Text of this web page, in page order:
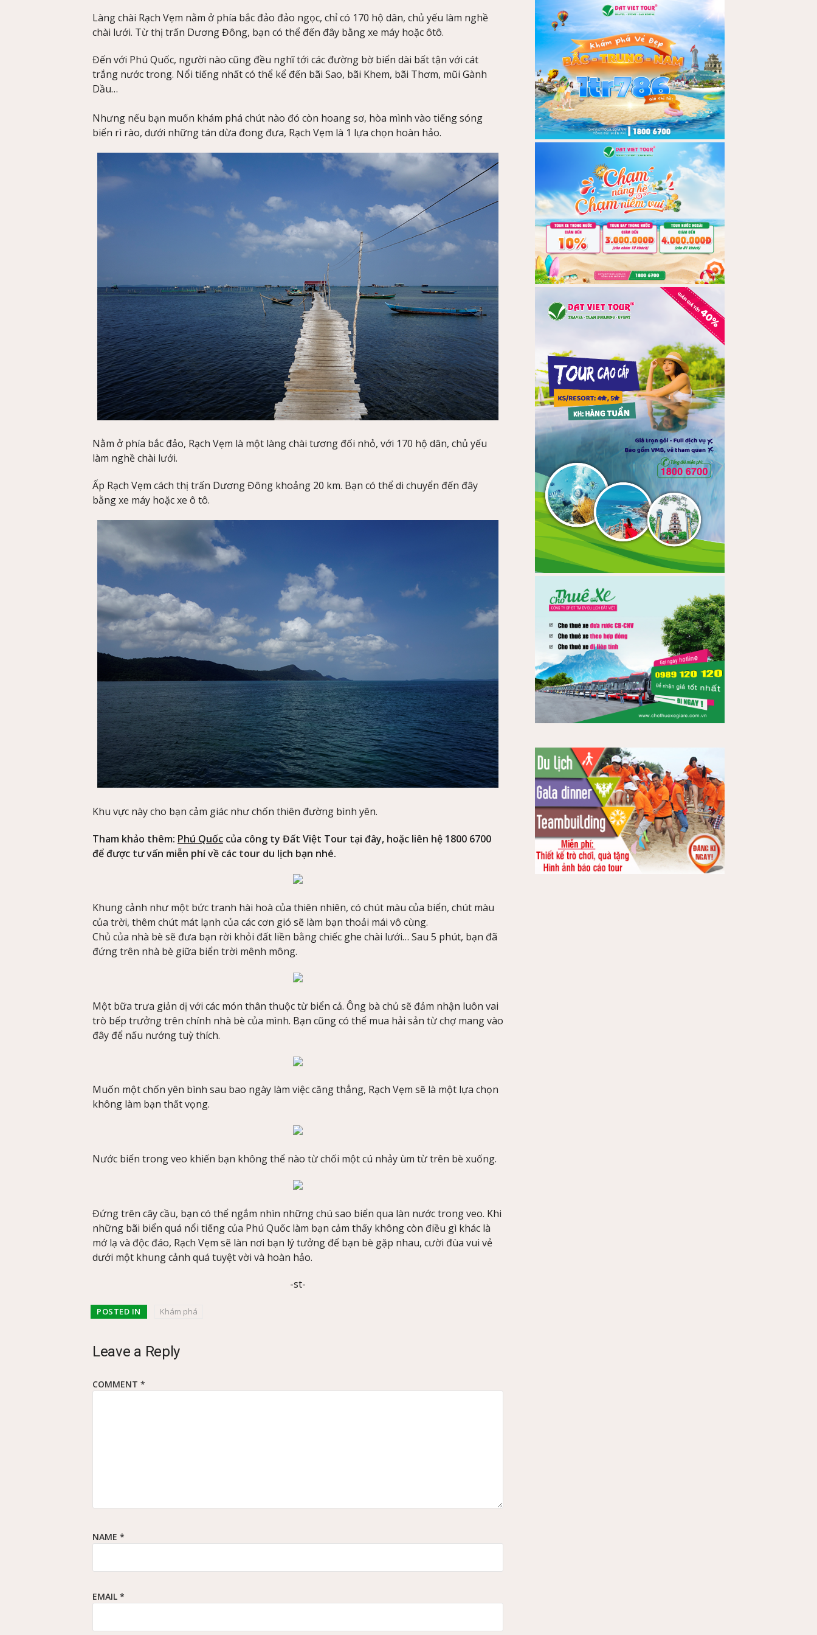
Làng chài Rạch Vẹm nằm ở phía bắc đảo đảo ngọc, chỉ có 170 hộ dân, chủ yếu làm nghề
chài lưới. Từ thị trấn Dương Đông, bạn có thể đến đây bằng xe máy hoặc ôtô.
Đến với Phú Quốc, người nào cũng đều nghĩ tới các đường bờ biển dài bất tận với cát
trắng nước trong. Nổi tiếng nhất có thể kể đến bãi Sao, bãi Khem, bãi Thơm, mũi Gành
Dầu…
Nhưng nếu bạn muốn khám phá chút nào đó còn hoang sơ, hòa mình vào tiếng sóng
biển rì rào, dưới những tán dừa đong đưa, Rạch Vẹm là 1 lựa chọn hoàn hảo.
Nằm ở phía bắc đảo, Rạch Vẹm là một làng chài tương đối nhỏ, với 170 hộ dân, chủ yếu
làm nghề chài lưới.
Ấp Rạch Vẹm cách thị trấn Dương Đông khoảng 20 km. Bạn có thể di chuyển đến đây
bằng xe máy hoặc xe ô tô.
Khu vực này cho bạn cảm giác như chốn thiên đường bình yên.
Tham khảo thêm: Phú Quốc của công ty Đất Việt Tour tại đây, hoặc liên hệ 1800 6700
để được tư vấn miễn phí về các tour du lịch bạn nhé.
Khung cảnh như một bức tranh hài hoà của thiên nhiên, có chút màu của biển, chút màu
của trời, thêm chút mát lạnh của các cơn gió sẽ làm bạn thoải mái vô cùng.
Chủ của nhà bè sẽ đưa bạn rời khỏi đất liền bằng chiếc ghe chài lưới… Sau 5 phút, bạn đã
đứng trên nhà bè giữa biển trời mênh mông.
Một bữa trưa giản dị với các món thân thuộc từ biển cả. Ông bà chủ sẽ đảm nhận luôn vai
trò bếp trưởng trên chính nhà bè của mình. Bạn cũng có thể mua hải sản từ chợ mang vào
đây để nấu nướng tuỳ thích.
Muốn một chốn yên bình sau bao ngày làm việc căng thẳng, Rạch Vẹm sẽ là một lựa chọn
không làm bạn thất vọng.
Nước biển trong veo khiến bạn không thể nào từ chối một cú nhảy ùm từ trên bè xuống.
Đứng trên cây cầu, bạn có thể ngắm nhìn những chú sao biển qua làn nước trong veo. Khi
những bãi biển quá nổi tiếng của Phú Quốc làm bạn cảm thấy không còn điều gì khác là
mớ lạ và độc đáo, Rạch Vẹm sẽ làn nơi bạn lý tưởng để bạn bè gặp nhau, cười đùa vui vẻ
dưới một khung cảnh quá tuyệt vời và hoàn hảo.
-st-
POSTED IN Khám phá
Leave a Reply
COMMENT *
NAME *
EMAIL *